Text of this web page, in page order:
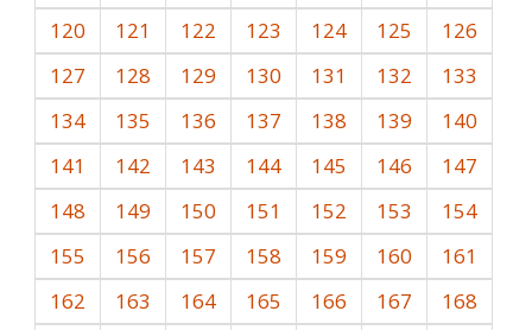
120
121 122 123 124 125
126
127
128 129 130 131 132
133
134
135 136 137 138 139
140
141
142 143 144 145 146
147
148
149 150 151 152 153
154
155
156 157 158 159 160
161
162
163 164 165 166 167
168